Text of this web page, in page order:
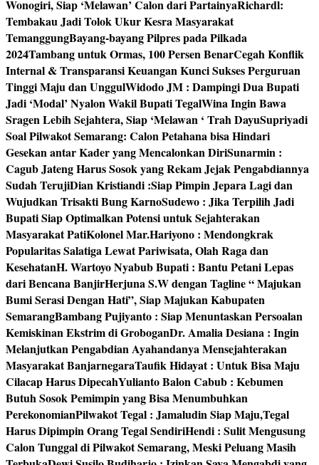
Wonogiri, Siap ‘Melawan’ Calon dari PartainyaRichardl:
Tembakau Jadi Tolok Ukur Kesra Masyarakat
TemanggungBayang-bayang Pilpres pada Pilkada
2024Tambang untuk Ormas, 100 Persen BenarCegah Konflik
Internal & Transparansi Keuangan Kunci Sukses Perguruan
Tinggi Maju dan UnggulWidodo JM : Dampingi Dua Bupati
Jadi ‘Modal’ Nyalon Wakil Bupati TegalWina Ingin Bawa
Sragen Lebih Sejahtera, Siap ‘Melawan ‘ Trah DayuSupriyadi
Soal Pilwakot Semarang: Calon Petahana bisa Hindari
Gesekan antar Kader yang Mencalonkan DiriSunarmin :
Cagub Jateng Harus Sosok yang Rekam Jejak Pengabdiannya
Sudah TerujiDian Kristiandi :Siap Pimpin Jepara Lagi dan
Wujudkan Trisakti Bung KarnoSudewo : Jika Terpilih Jadi
Bupati Siap Optimalkan Potensi untuk Sejahterakan
Masyarakat PatiKolonel Mar.Hariyono : Mendongkrak
Popularitas Salatiga Lewat Pariwisata, Olah Raga dan
KesehatanH. Wartoyo Nyabub Bupati : Bantu Petani Lepas
dari Bencana BanjirHerjuna S.W dengan Tagline “ Majukan
Bumi Serasi Dengan Hati”, Siap Majukan Kabupaten
SemarangBambang Pujiyanto : Siap Menuntaskan Persoalan
Kemiskinan Ekstrim di GroboganDr. Amalia Desiana : Ingin
Melanjutkan Pengabdian Ayahandanya Mensejahterakan
Masyarakat BanjarnegaraTaufik Hidayat : Untuk Bisa Maju
Cilacap Harus DipecahYulianto Balon Cabub : Kebumen
Butuh Sosok Pemimpin yang Bisa Menumbuhkan
PerekonomianPilwakot Tegal : Jamaludin Siap Maju,Tegal
Harus Dipimpin Orang Tegal SendiriHendi : Sulit Mengusung
Calon Tunggal di Pilwakot Semarang, Meski Peluang Masih